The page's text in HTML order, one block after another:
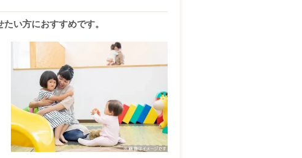
い方におすすめです。